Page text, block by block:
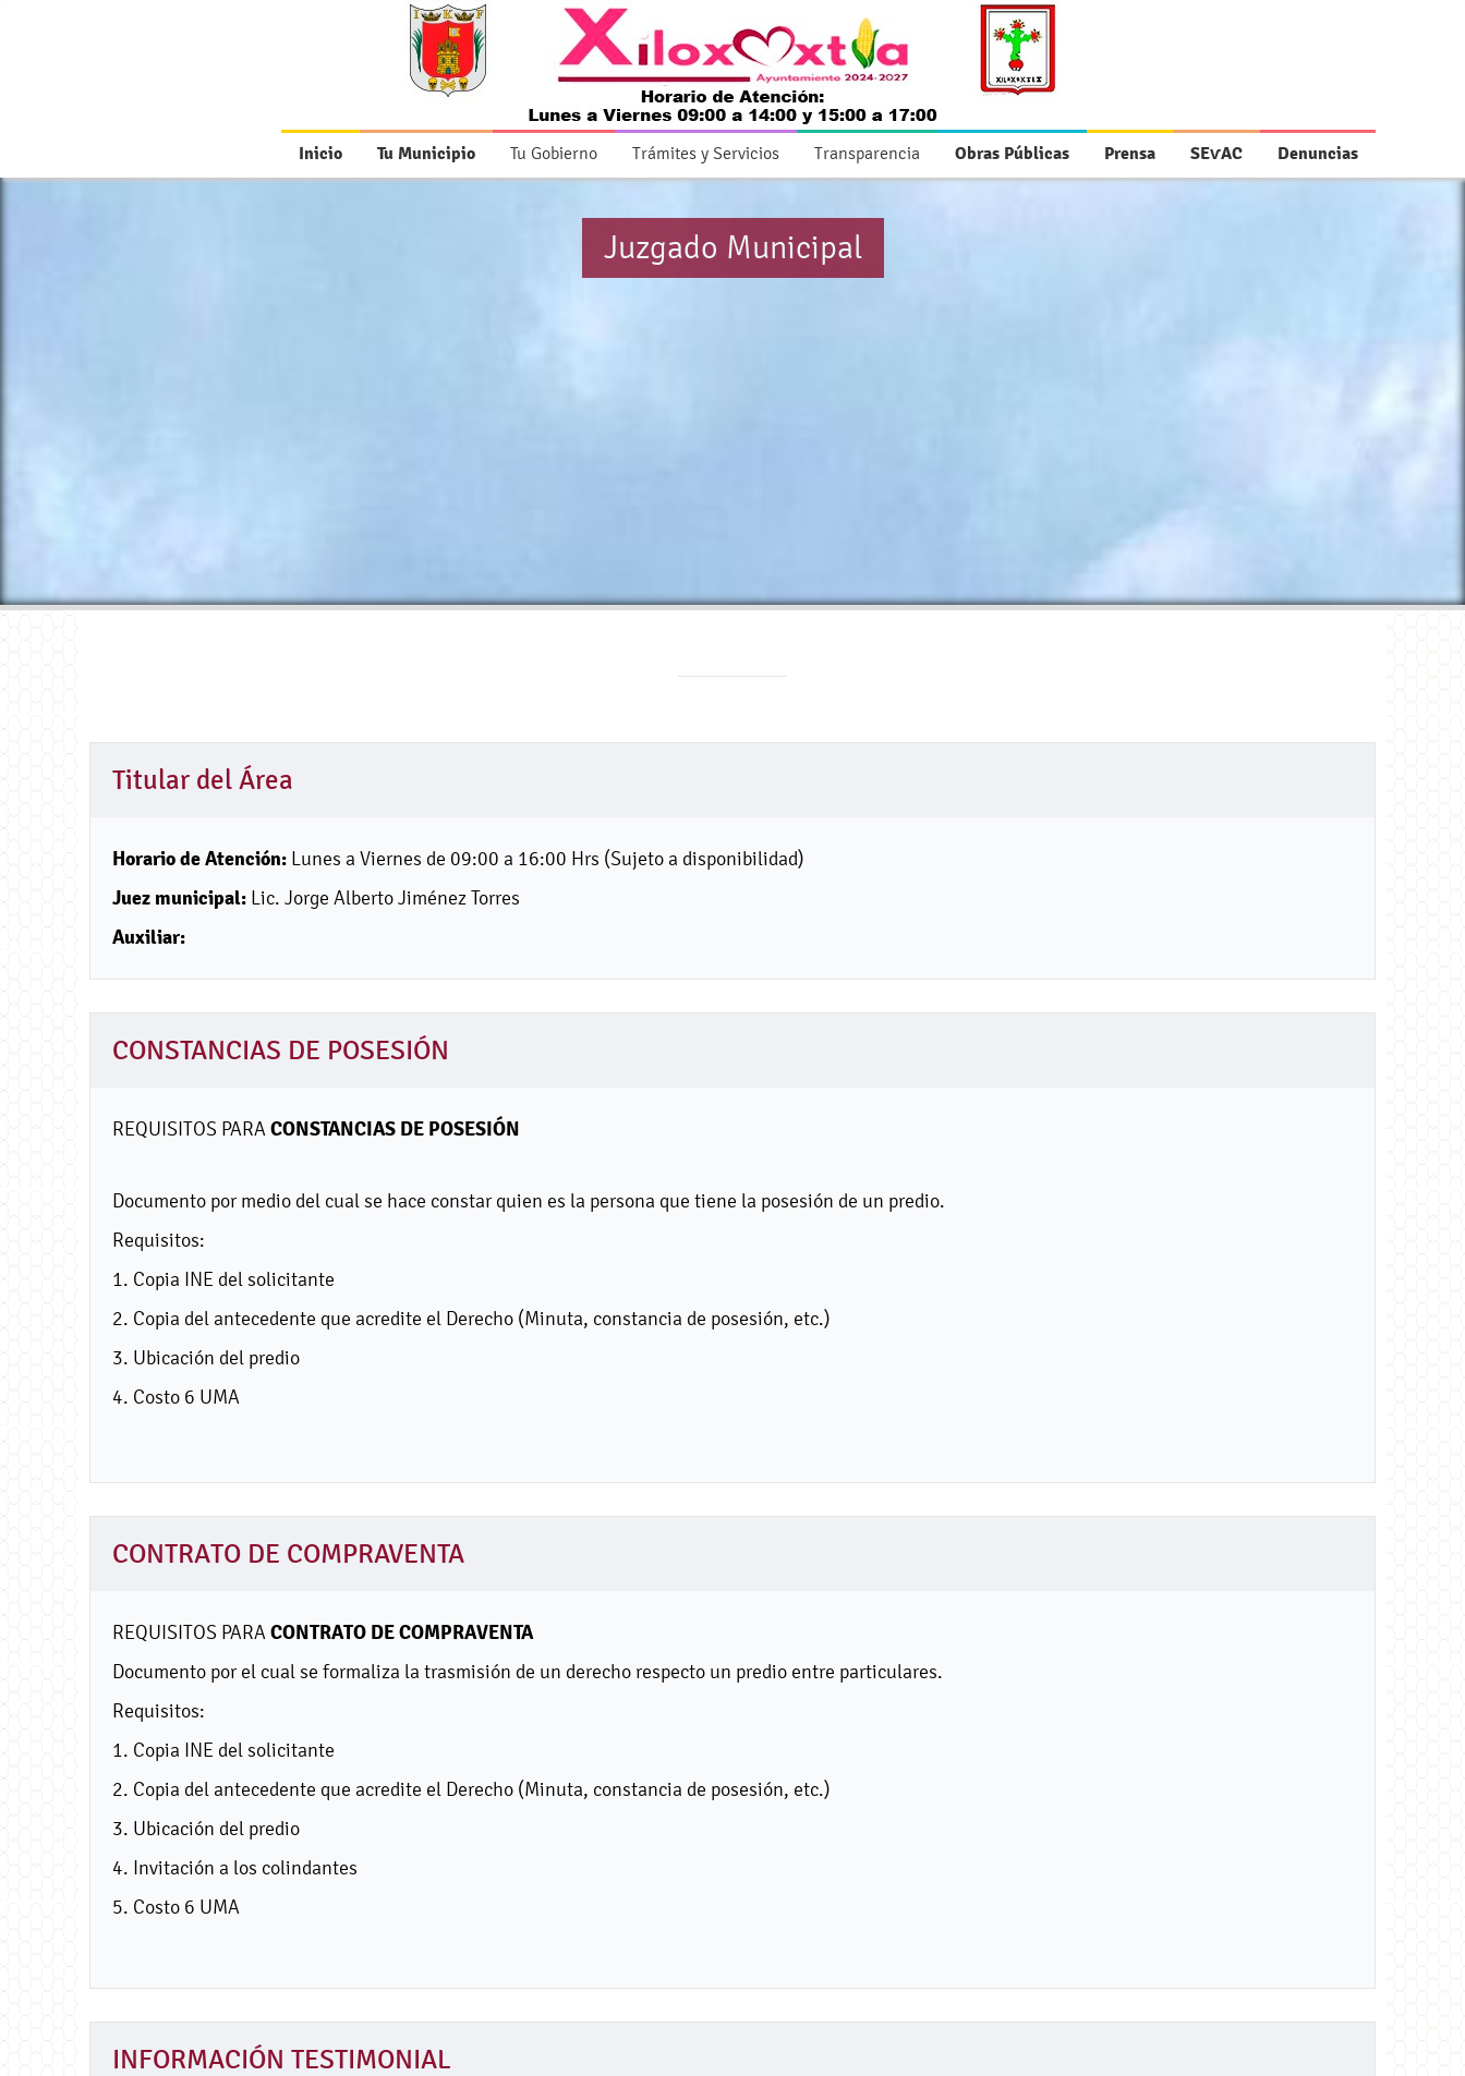
Inicio Tu Municipio Tu Gobierno Trámites y Servicios Transparencia Obras Públicas Prensa SEⱱAC Denuncias
Juzgado Municipal
Titular del Área
Horario de Atención: Lunes a Viernes de 09:00 a 16:00 Hrs (Sujeto a disponibilidad)
Juez municipal: Lic. Jorge Alberto Jiménez Torres
Auxiliar:
CONSTANCIAS DE POSESIÓN
REQUISITOS PARA CONSTANCIAS DE POSESIÓN
Documento por medio del cual se hace constar quien es la persona que tiene la posesión de un predio.
Requisitos:
1. Copia INE del solicitante
2. Copia del antecedente que acredite el Derecho (Minuta, constancia de posesión, etc.)
3. Ubicación del predio
4. Costo 6 UMA
CONTRATO DE COMPRAVENTA
REQUISITOS PARA CONTRATO DE COMPRAVENTA
Documento por el cual se formaliza la trasmisión de un derecho respecto un predio entre particulares.
Requisitos:
1. Copia INE del solicitante
2. Copia del antecedente que acredite el Derecho (Minuta, constancia de posesión, etc.)
3. Ubicación del predio
4. Invitación a los colindantes
5. Costo 6 UMA
INFORMACIÓN TESTIMONIAL